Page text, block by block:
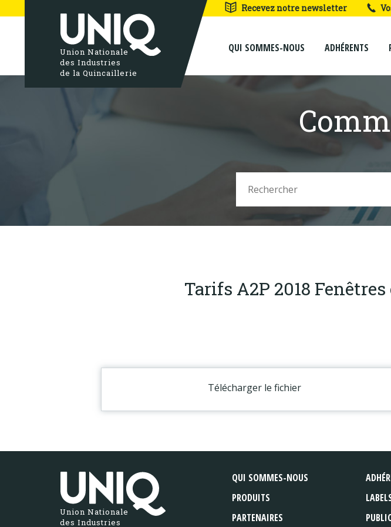
Union Nationale
des Industries
de la Quincaillerie
Recevez notre newsletter
QUI SOMMES-NOUS ADHÉRENTS
Tarifs A2P 2018
Télécharger le fichier
Union Nationale
des Industries
QUI SOMMES-NOUS
PRODUITS
PARTENAIRES